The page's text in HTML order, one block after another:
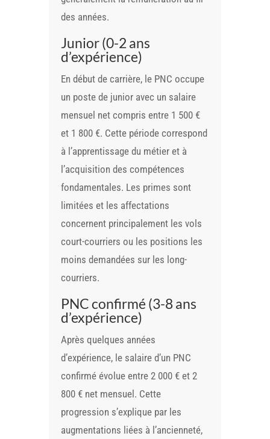
des années.
Junior (0-2 ans
d’expérience)
En début de carrière, le PNC occupe
un poste de junior avec un salaire
mensuel net compris entre 1 500 €
et 1 800 €. Cette période correspond
à l’apprentissage du métier et à
l’acquisition des compétences
fondamentales. Les primes sont
limitées et les affectations
concernent principalement les vols
court-courriers ou les positions les
moins demandées sur les long-
courriers.
PNC confirmé (3-8 ans
d’expérience)
Après quelques années
d’expérience, le salaire d’un PNC
confirmé évolue entre 2 000 € et 2
800 € net mensuel. Cette
progression s’explique par les
augmentations liées à l’ancienneté,